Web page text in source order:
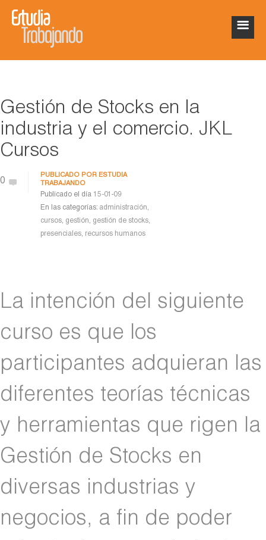
Gestión de Stocks en la
industria y el comercio. JKL
Cursos
0
PUBLICADO POR ESTUDIA
TRABAJANDO
Publicado el día 15-01-09
En las categorías: administración,
cursos, gestión, gestión de stocks,
presenciales, recursos humanos
La intención del siguiente
curso es que los
participantes adquieran las
diferentes teorías técnicas
y herramientas que rigen la
Gestión de Stocks en
diversas industrias y
negocios, a fin de poder